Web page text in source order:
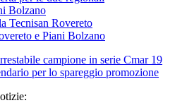
Bolzano
Tecnisan Rovereto
e Piani Bolzano
campione in serie Cmar 19
per lo spareggio promozione